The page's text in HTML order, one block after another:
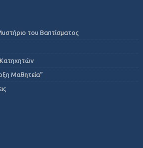
του Βαπτίσματος
Κατηχητών
Μαθητεία”